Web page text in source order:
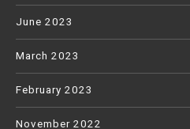
June 2023
March 2023
February 2023
November 2022